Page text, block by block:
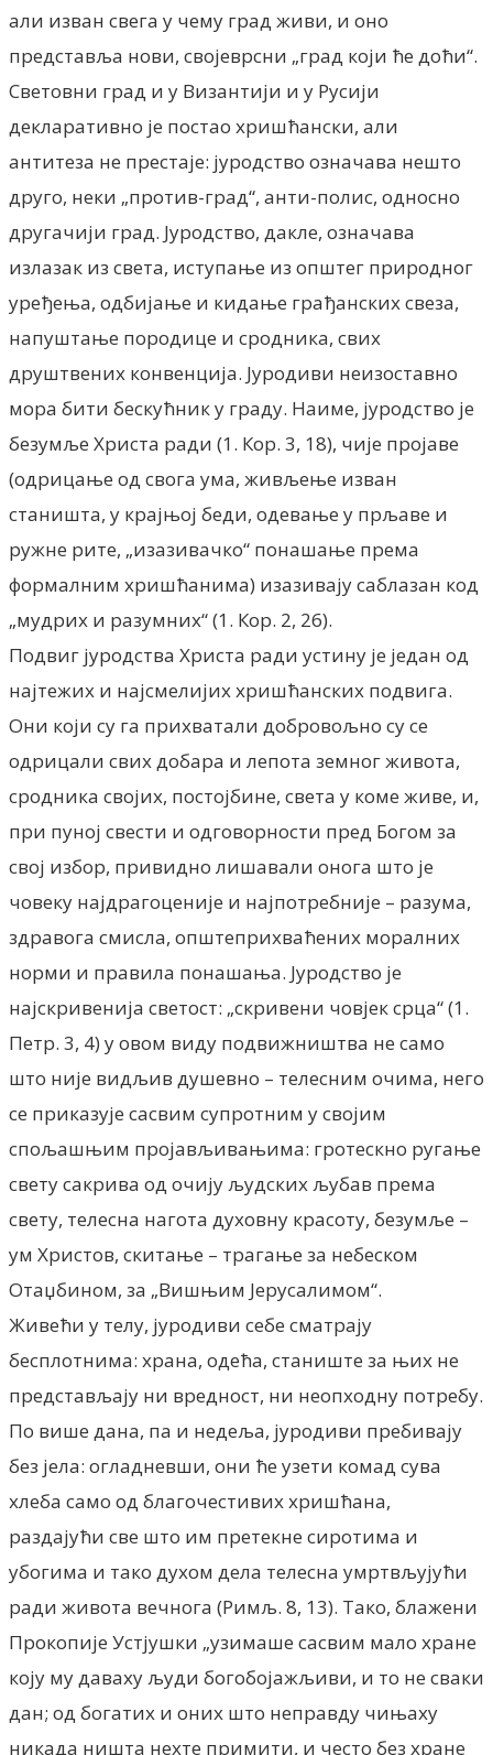
али изван свега у чему град живи, и оно
представља нови, својеврсни „град који ће доћи“.
Световни град и у Византији и у Русији
декларативно је постао хришћански, али
антитеза не престаје: јуродство означава нешто
друго, неки „против-град“, анти-полис, односно
другачији град. Јуродство, дакле, означава
излазак из света, иступање из општег природног
уређења, одбијање и кидање грађанских свеза,
напуштање породице и сродника, свих
друштвених конвенција. Јуродиви неизоставно
мора бити бескућник у граду. Наиме, јуродство је
безумље Христа ради (1. Кор. 3, 18), чије пројаве
(одрицање од свога ума, живљење изван
станишта, у крајњој беди, одевање у прљаве и
ружне рите, „изазивачко“ понашање према
формалним хришћанима) изазивају саблазан код
„мудрих и разумних“ (1. Кор. 2, 26).
Подвиг јуродства Христа ради устину је један од
најтежих и најсмелијих хришћанских подвига.
Они који су га прихватали добровољно су се
одрицали свих добара и лепота земног живота,
сродника својих, постојбине, света у коме живе, и,
при пуној свести и одговорности пред Богом за
свој избор, привидно лишавали онога што је
човеку најдрагоценије и најпотребније – разума,
здравога смисла, општеприхваћених моралних
норми и правила понашања. Јуродство је
најскривенија светост: „скривени човјек срца“ (1.
Петр. 3, 4) у овом виду подвижништва не само
што није видљив душевно – телесним очима, него
се приказује сасвим супротним у својим
спољашњим пројављивањима: гротескно ругање
свету сакрива од очију људских љубав према
свету, телесна нагота духовну красоту, безумље –
ум Христов, скитање – трагање за небеском
Отаџбином, за „Вишњим Јерусалимом“.
Живећи у телу, јуродиви себе сматрају
бесплотнима: храна, одећа, станиште за њих не
представљају ни вредност, ни неопходну потребу.
По више дана, па и недеља, јуродиви пребивају
без јела: огладневши, они ће узети комад сува
хлеба само од благочестивих хришћана,
раздајући све што им претекне сиротима и
убогима и тако духом дела телесна умртвљујући
ради живота вечнога (Римљ. 8, 13). Тако, блажени
Прокопије Устјушки „узимаше сасвим мало хране
коју му даваху људи богобојажљиви, и то не сваки
дан; од богатих и оних што неправду чињаху
никада ништа нехте примити, и често без хране